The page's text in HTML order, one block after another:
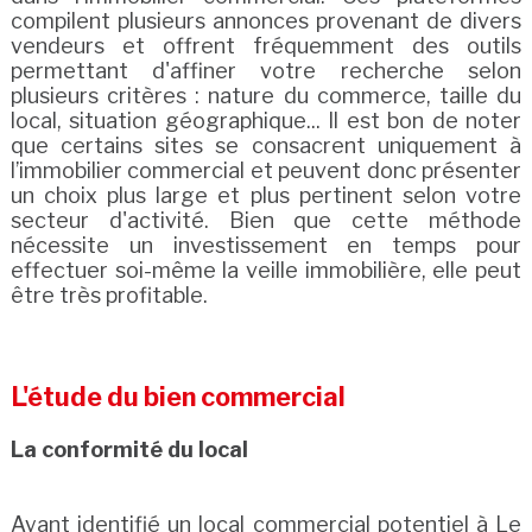
compilent plusieurs annonces provenant de divers
vendeurs et offrent fréquemment des outils
permettant d'affiner votre recherche selon
plusieurs critères : nature du commerce, taille du
local, situation géographique... Il est bon de noter
que certains sites se consacrent uniquement à
l’immobilier commercial et peuvent donc présenter
un choix plus large et plus pertinent selon votre
secteur d'activité. Bien que cette méthode
nécessite un investissement en temps pour
effectuer soi-même la veille immobilière, elle peut
être très profitable.
L'étude du bien commercial
La conformité du local
Ayant identifié un local commercial potentiel à Le